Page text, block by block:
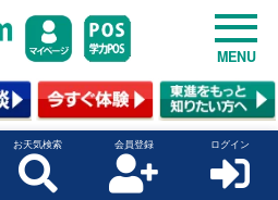
MENU
お天気検索 会員登録 ログイン